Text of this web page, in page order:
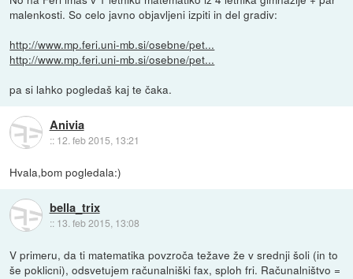
malenkosti. So celo javno objavljeni izpiti in del gradiv:
http://www.mp.feri.uni-mb.si/osebne/pet...
http://www.mp.feri.uni-mb.si/osebne/pet...
pa si lahko pogledaš kaj te čaka.
Anivia
:: 12. feb 2015, 13:21
Hvala,bom pogledala:)
bella_trix
:: 13. feb 2015, 13:08
V primeru, da ti matematika povzroča težave že v srednji šoli (in to
še poklicni), odsvetujem računalniški fax, sploh fri. Računalništvo =